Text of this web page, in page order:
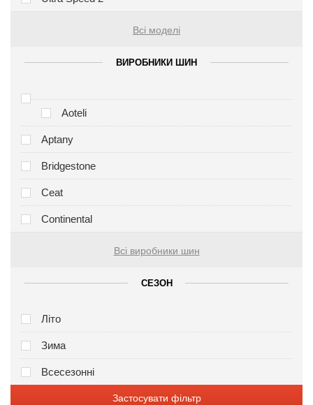
Всі моделі
ВИРОБНИКИ ШИН
Aoteli
Aptany
Bridgestone
Ceat
Continental
Всі виробники шин
СЕЗОН
Літо
Зима
Всесезонні
Застосувати фільтр